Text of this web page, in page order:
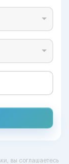
вы соглашаетесь